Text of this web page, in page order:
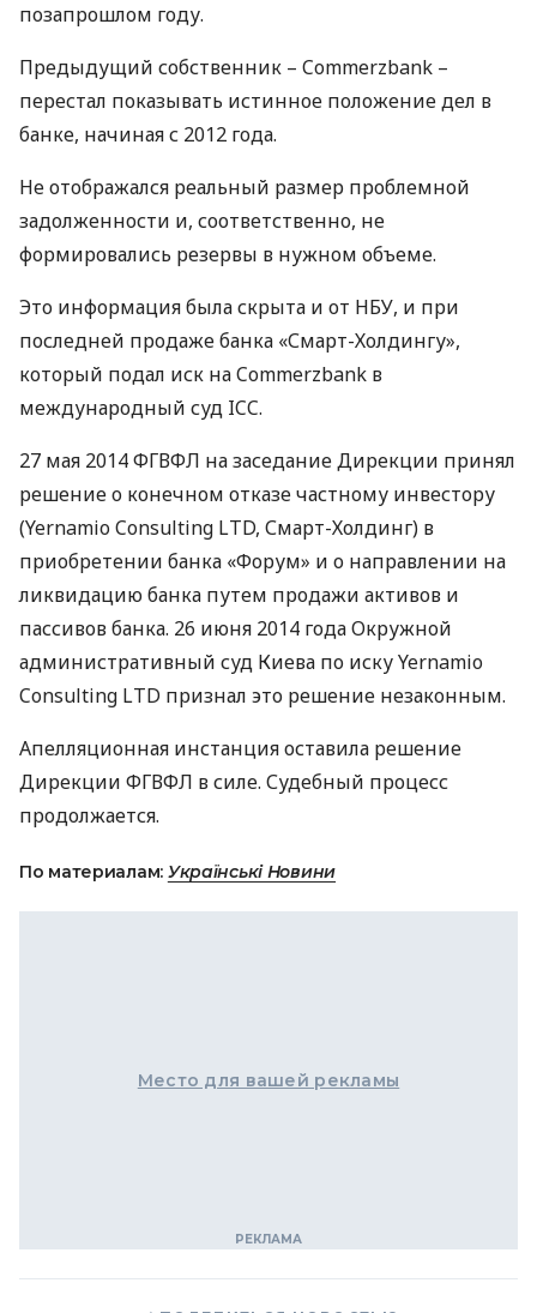
позапрошлом году.
Предыдущий собственник – Commerzbank –
перестал показывать истинное положение дел в
банке, начиная с 2012 года.
Не отображался реальный размер проблемной
задолженности и, соответственно, не
формировались резервы в нужном объеме.
Это информация была скрыта и от НБУ, и при
последней продаже банка «Смарт-Холдингу»,
который подал иск на Commerzbank в
международный суд ICC.
27 мая 2014ФГВФЛ на заседание Дирекции принял
решение о конечном отказе частному инвестору
(Yernamio Consulting LTD, Смарт-Холдинг) в
приобретении банка «Форум» и о направлении на
ликвидацию банка путем продажи активов и
пассивов банка. 26 июня 2014 года Окружной
административный суд Киева по иску Yernamio
Consulting LTD признал это решение незаконным.
Апелляционная инстанция оставила решение
Дирекции ФГВФЛ в силе. Судебный процесс
продолжается.
По материалам: Українські Новини
Место для вашей рекламы